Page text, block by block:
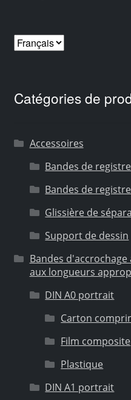
Choisir
Catégories de
Accessoires
Bandes de
Bandes de
Glissière de
Support de dessin
Bandes
aux longueurs
DIN A0 portrait
Carton
Film composite
Plastique
DIN A1 portrait